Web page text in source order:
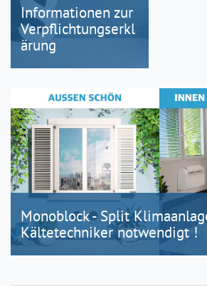
Informationen zur
Verpflichtungserkl
ärung
Monoblock - Split
Kältetechniker notwendigt !